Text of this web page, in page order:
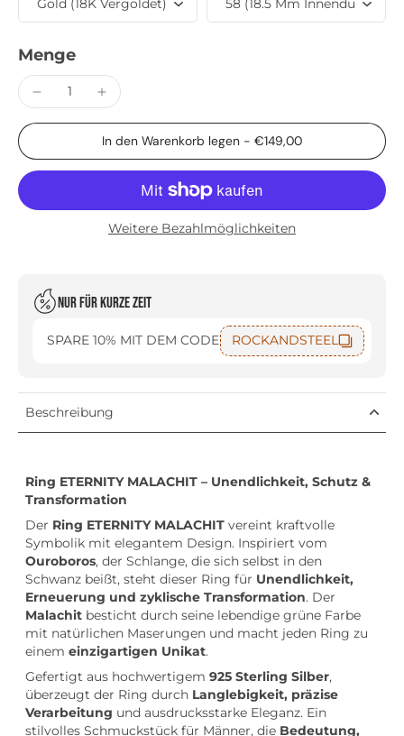
Menge
In den Warenkorb legen - €149,00
Weitere Bezahlmöglichkeiten
Nur für kurze Zeit
SPARE 10% MIT DEM CODE ROCKANDSTEEL
Beschreibung
Ring ETERNITY MALACHIT – Unendlichkeit, Schutz &
Transformation
Der Ring ETERNITY MALACHIT vereint kraftvolle
Symbolik mit elegantem Design. Inspiriert vom
Ouroboros, der Schlange, die sich selbst in den
Schwanz beißt, steht dieser Ring für Unendlichkeit,
Erneuerung und zyklische Transformation. Der
Malachit besticht durch seine lebendige grüne Farbe
mit natürlichen Maserungen und macht jeden Ring zu
einem einzigartigen Unikat.
Gefertigt aus hochwertigem 925 Sterling Silber,
überzeugt der Ring durch Langlebigkeit, präzise
Verarbeitung und ausdrucksstarke Eleganz. Ein
stilvolles Schmuckstück für Männer, die Bedeutung,